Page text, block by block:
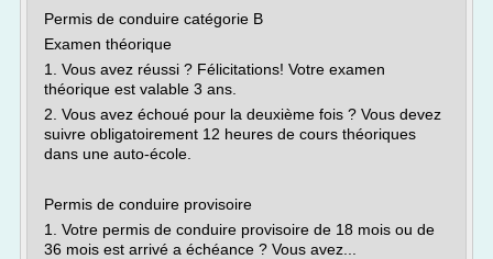
Permis de conduire catégorie B
Examen théorique
1. Vous avez réussi ? Félicitations! Votre examen
théorique est valable 3 ans.
2. Vous avez échoué pour la deuxième fois ? Vous devez
suivre obligatoirement 12 heures de cours théoriques
dans une auto-école.
Permis de conduire provisoire
1. Votre permis de conduire provisoire de 18 mois ou de
36 mois est arrivé a échéance ? Vous avez...